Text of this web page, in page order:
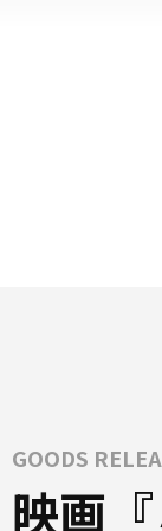
GOODS
映画